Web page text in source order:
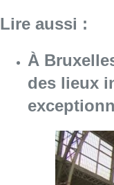
06 août 2026